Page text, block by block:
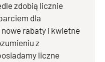
zdobią licznie
dla
rabaty i kwietne
z
liczne